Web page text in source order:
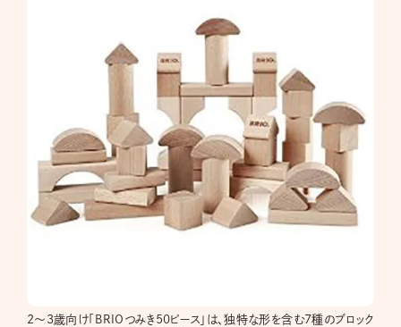
2～3歳向け「BRIOつみき50ピース」は、独特な形を含む7種のブロック